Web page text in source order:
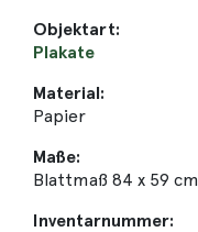
Objektart:
Plakate
Material:
Papier
Maße:
Blattmaß 84 x 59 cm
Inventarnummer: